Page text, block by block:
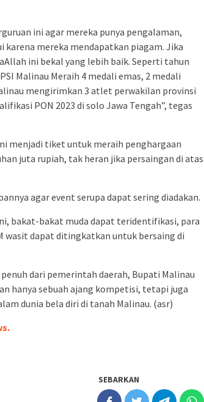
ini agar mereka punya pengalaman,
mereka mendapatkan piagam. Jika
ini bekal yang lebih baik. Seperti tahun
Malinau Meraih 4 medali emas, 2 medali
mengirimkan 3 atlet perwakilan provinsi
PON 2023 di solo Jawa Tengah”, tegas
menjadi tiket untuk meraih penghargaan
juta rupiah, tak heran jika persaingan di atas
agar event serupa dapat sering diadakan.
bakat-bakat muda dapat teridentifikasi, para
wasit dapat ditingkatkan untuk bersaing di
dari pemerintah daerah, Bupati Malinau
hanya sebuah ajang kompetisi, tetapi juga
dunia bela diri di tanah Malinau. (asr)
SEBARKAN